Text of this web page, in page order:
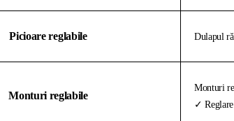
Picioare reglabile Dulapul
Monturi reglabile
Monturi
✓